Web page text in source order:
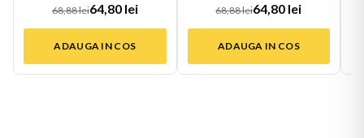
68,88 lei64,80 lei
ADAUGA IN COS
68,88 lei64,80 lei
ADAUGA IN COS